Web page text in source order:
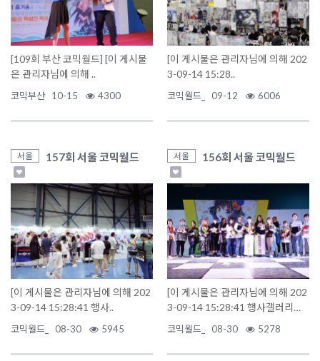
[109회 부산 코믹월드] [이 게시물
은 관리자님에 의해 ..
코믹부산 10-15 4300
[이 게시물은 관리자님에 의해 202
3-09-14 15:28..
코믹월드_ 09-12 6006
서울 157회 서울 코믹월드
[이 게시물은 관리자님에 의해 202
3-09-14 15:28:41 행사..
코믹월드_ 08-30 5945
서울 156회 서울 코믹월드
[이 게시물은 관리자님에 의해 202
3-09-14 15:28:41 행사갤러리에
서 이동 됨]
코믹월드_ 08-30 5278